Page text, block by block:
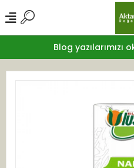
Blog yazılarımızı